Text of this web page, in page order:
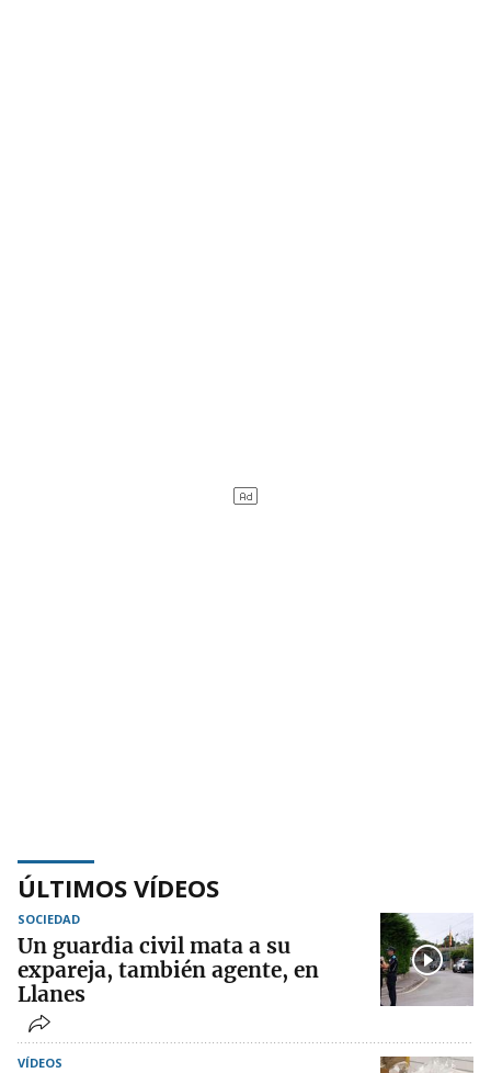
ÚLTIMOS VÍDEOS
SOCIEDAD
Un guardia civil mata a su
expareja, también agente, en
Llanes
VÍDEOS